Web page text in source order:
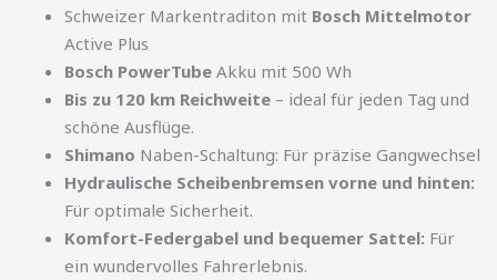
Schweizer Markentraditon mit Bosch Mittelmotor
Active Plus
Bosch PowerTube Akku mit 500 Wh
Bis zu 120 km Reichweite – ideal für jeden Tag und
schöne Ausflüge.
Shimano Naben-Schaltung: Für präzise Gangwechsel
Hydraulische Scheibenbremsen vorne und hinten:
Für optimale Sicherheit.
Komfort-Federgabel und bequemer Sattel: Für
ein wundervolles Fahrerlebnis.